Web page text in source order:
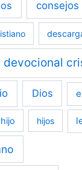
consejos
devocional
Dios
hijo hijos